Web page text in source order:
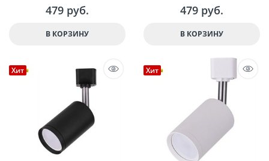
479 руб.
В КОРЗИНУ
479 руб.
В КОРЗИНУ
Хит Хит